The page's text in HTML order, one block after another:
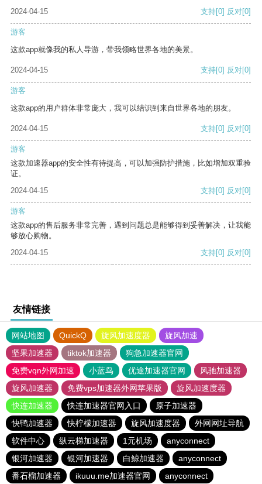
2024-04-15
支持[0] 反对[0]
游客
这款app就像我的私人导游，带我领略世界各地的美景。
2024-04-15 支持[0] 反对[0]
游客
这款app的用户群体非常庞大，我可以结识到来自世界各地的朋友。
2024-04-15 支持[0] 反对[0]
游客
这款加速器app的安全性有待提高，可以加强防护措施，比如增加双重验
证。
2024-04-15
支持[0] 反对[0]
游客
这款app的售后服务非常完善，遇到问题总是能够得到妥善解决，让我能
够放心购物。
2024-04-15
支持[0] 反对[0]
友情链接
网站地图 QuickQ 旋风加速度器
旋风加速
坚果加速器
tiktok加速器
狗急加速器官网
免费vqn外网加速
小蓝鸟 优途加速器官网
风驰加速器
旋风加速器
免费vps加速器外网苹果版
旋风加速度器
快连加速器
快连加速器官网入口
原子加速器
快鸭加速器
快柠檬加速器 旋风加速度器
外网网址导航
软件中心
纵云梯加速器 1元机场
anyconnect
银河加速器
银河加速器 白鲸加速器
anyconnect
番石榴加速器
ikuuu.me加速器官网 anyconnect